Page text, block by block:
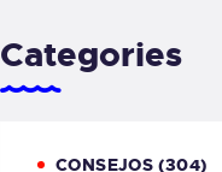
Categories
CONSEJOS (304)